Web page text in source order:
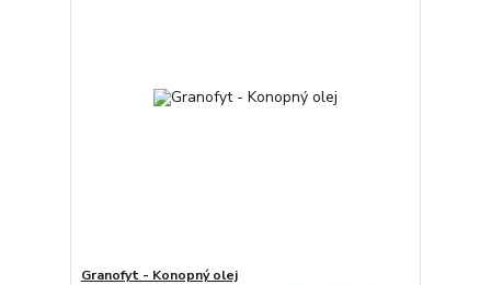
Granofyt - Konopný olej